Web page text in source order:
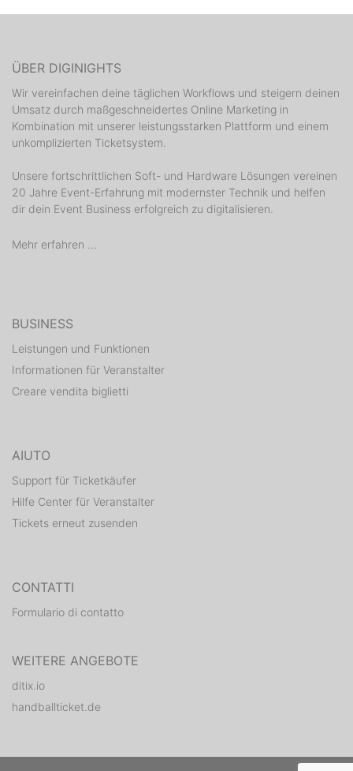
ÜBER DIGINIGHTS
Wir vereinfachen deine täglichen Workflows und steigern deinen
Umsatz durch maßgeschneidertes Online Marketing in
Kombination mit unserer leistungsstarken Plattform und einem
unkomplizierten Ticketsystem.
Unsere fortschrittlichen Soft- und Hardware Lösungen vereinen
20 Jahre Event-Erfahrung mit modernster Technik und helfen
dir dein Event Business erfolgreich zu digitalisieren.
Mehr erfahren ...
BUSINESS
Leistungen und Funktionen
Informationen für Veranstalter
Creare vendita biglietti
AIUTO
Support für Ticketkäufer
Hilfe Center für Veranstalter
Tickets erneut zusenden
CONTATTI
Formulario di contatto
WEITERE ANGEBOTE
ditix.io
handballticket.de